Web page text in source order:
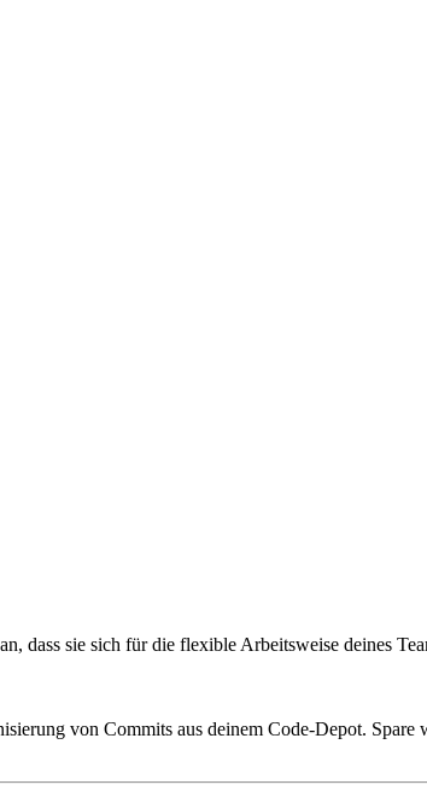
dass sie sich für die flexible Arbeitsweise deines
von Commits aus deinem Code-Depot.